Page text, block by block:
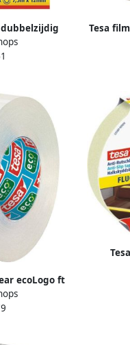
dubbelzijdig
2 rollen
Tesa
ecoLogo ft
van 8